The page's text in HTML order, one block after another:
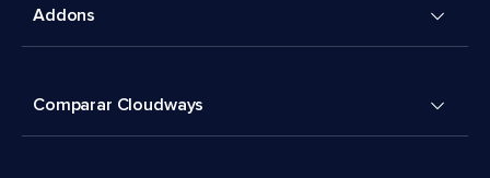
Addons
Comparar Cloudways